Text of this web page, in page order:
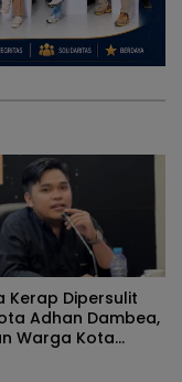
Kerap Dipersulit
Adhan Dambea,
Warga Kota